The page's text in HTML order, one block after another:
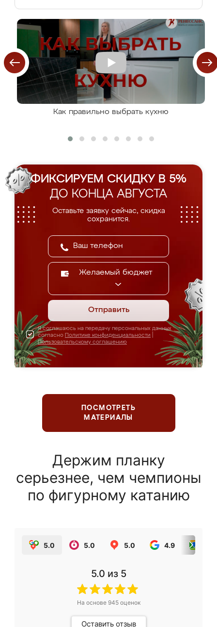
Как правильно выбрать кухню
ФИКСИРУЕМ СКИДКУ В 5%
ДО КОНЦА АВГУСТА
Оставьте заявку сейчас, скидка
сохранится.
Желаемый бюджет
Отправить
Я соглашаюсь на передачу персональных данных
согласно Политике конфиденциальности
Пользовательскому соглашению
ПОСМОТРЕТЬ
МАТЕРИАЛЫ
Держим планку
серьезнее, чем чемпионы
по фигурному катанию
5.0 5.0 5.0 4.9
5.0 из 5
На основе 945оценок
Оставить отзыв